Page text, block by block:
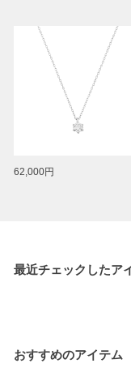
62,000円
最近チェックしたア
おすすめのアイテム